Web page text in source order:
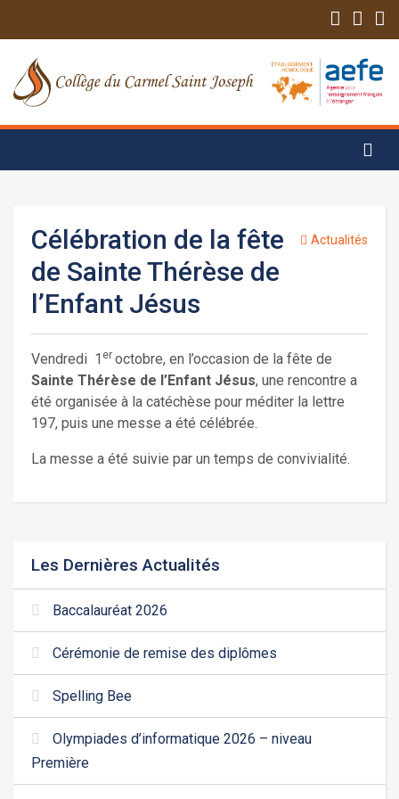
Célébration de la fête
de Sainte Thérèse de
l’Enfant Jésus
Actualités
Vendredi 1 er octobre, en l’occasion de la fête de
Sainte Thérèse de l’Enfant Jésus, une rencontre a
été organisée à la catéchèse pour méditer la lettre
197, puis une messe a été célébrée.
La messe a été suivie par un temps de convivialité.
Les Dernières Actualités
Baccalauréat 2026
Cérémonie de remise des diplômes
Spelling Bee
Olympiades d’informatique 2026 – niveau
Première